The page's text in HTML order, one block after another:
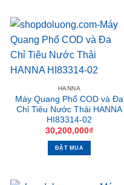
HANNA
Máy Quang Phổ COD và Đa
Chỉ Tiêu Nước Thải HANNA
HI83314-02
30,200,000₫
ĐẶT MUA